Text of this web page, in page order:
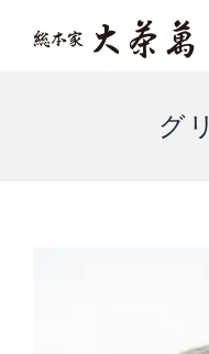
グ